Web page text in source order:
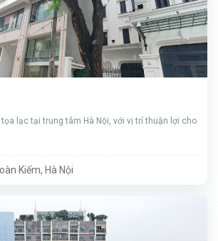
tọa lạc tại trung tâm Hà Nội, với vị trí thuận lợi cho
Kiếm, Hà Nội